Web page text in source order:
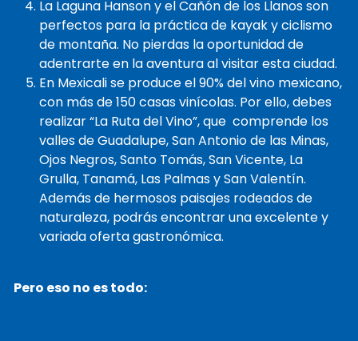
La Laguna Hanson y el Cañón de los Llanos son
perfectos para la práctica de kayak y ciclismo
de montaña. No pierdas la oportunidad de
adentrarte en la aventura al visitar esta ciudad.
En Mexicali se produce el 90% del vino mexicano,
con más de 150 casas vinícolas. Por ello, debes
realizar “La Ruta del Vino”, que comprende los
valles de Guadalupe, San Antonio de las Minas,
Ojos Negros, Santo Tomás, San Vicente, La
Grulla, Tanamá, Las Palmas y San Valentín.
Además de hermosos paisajes rodeados de
naturaleza, podrás encontrar una excelente y
variada oferta gastronómica.
Pero eso no es todo: